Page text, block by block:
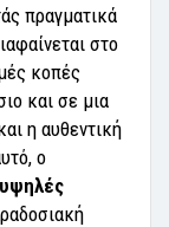
πραγματικά
στο
κοπές
και σε μια
η αυθεντική
ο